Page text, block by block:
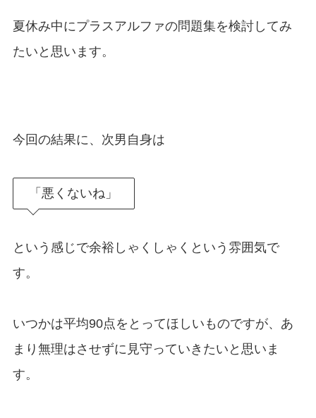
夏休み中にプラスアルファの問題集を検討してみ
たいと思います。
今回の結果に、次男自身は
「悪くないね」
という感じで余裕しゃくしゃくという雰囲気で
す。
いつかは平均90点をとってほしいものですが、あ
まり無理はさせずに見守っていきたいと思いま
す。